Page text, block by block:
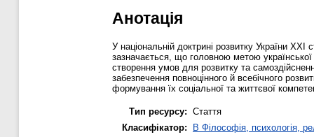
Анотація
У національній доктрині розвитку України XXI
зазначається, що головною метою української
створення умов для розвитку та
забезпечення повноцінного й всебічного
формування їх соціальної та життєвої
Тип ресурсу: Стаття
Класифікатор:
B Філософія, психологія,